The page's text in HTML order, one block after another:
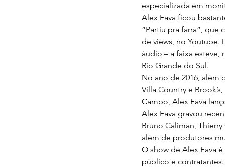
especializada em
Alex Fava ficou
“Partiu pra farra”, que
de views, no Youtube.
áudio – a faixa esteve,
Rio Grande do Sul.
No ano de 2016, além
Villa Country e
Campo, Alex Fava
Alex Fava gravou
Bruno Caliman,
além de produtores
O show de Alex Fava
público e